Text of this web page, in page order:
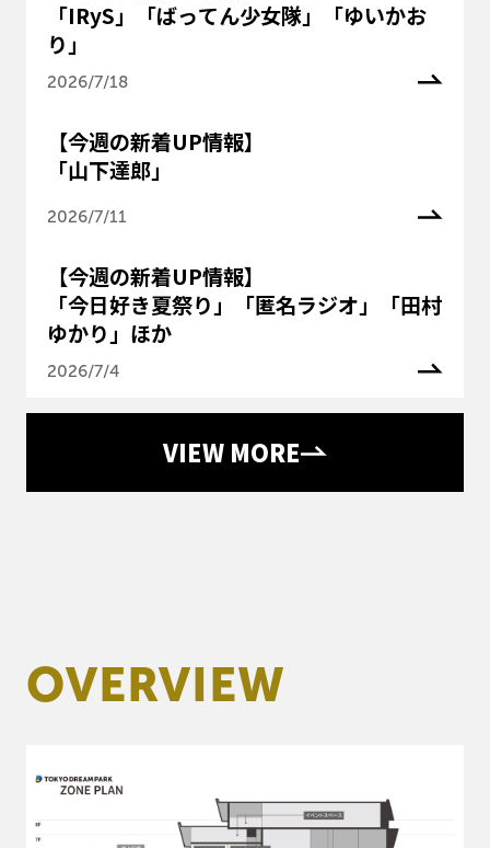
「IRyS」「ばってん少女隊」「ゆいかお
り」
2026/7/18
【今週の新着UP情報】
「山下達郎」
2026/7/11
【今週の新着UP情報】
「今日好き夏祭り」「匿名ラジオ」「田村
ゆかり」ほか
2026/7/4
VIEW MORE
OVERVIEW